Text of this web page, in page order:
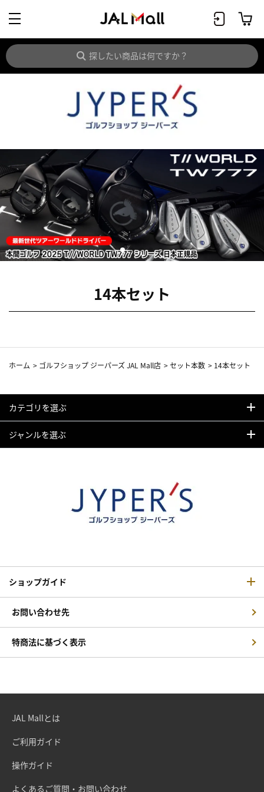
14本セット
ホーム > ゴルフショップ ジーパーズ JAL Mall店 >セット本数 > 14本セット
カテゴリを選ぶ
ジャンルを選ぶ
ショップガイド
お問い合わせ先
特商法に基づく表示
JAL Mallとは
ご利用ガイド
操作ガイド
よくあるご質問・お問い合わせ